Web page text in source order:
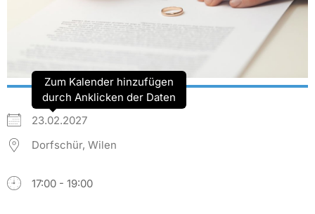
23.02.2027
Zum Kalender hinzufügen
durch Anklicken der Daten
Dorfschür, Wilen
17:00 - 19:00